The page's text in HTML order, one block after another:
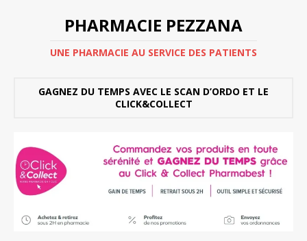
PHARMACIE PEZZANA
UNE PHARMACIE AU SERVICE DES PATIENTS
GAGNEZ DU TEMPS AVEC LE SCAN D’ORDO ET LE
CLICK&COLLECT